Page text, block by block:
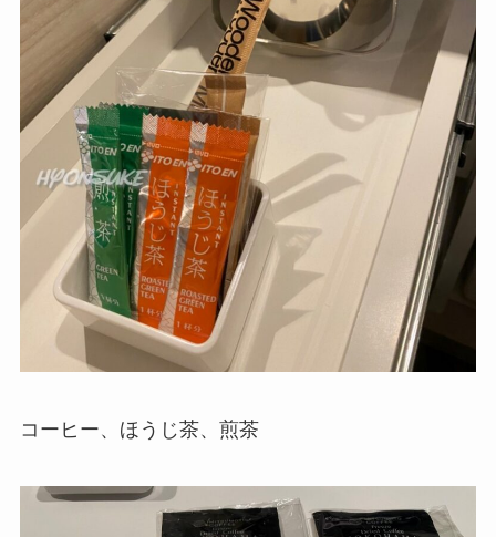
コーヒー、ほうじ茶、煎茶